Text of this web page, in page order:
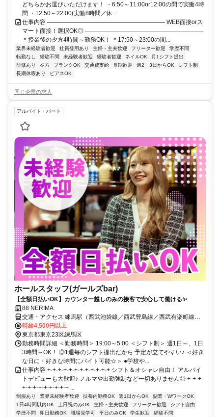
どちらかお選びいただけます！ ・6:50～11:00or12:00の間で実働4時
間 ・12:50～22:00(実働8時間／休...
仕事内容 ―――――――――――――――――――― WEB面接orス
マート面接！選択OK◎ ――――――――――――――――――――
＊授業後の夕方4時間～勤務OK！ ＊17:50～23:00の間...
業界未経験者歓迎 社員登用あり 主婦・主夫歓迎 フリーター歓迎
学歴不問
転勤なし
経験不問 未経験者歓迎 経験者歓迎 ネイルOK
月1シフト提出
研修あり
夕方 ブランクOK 交通費支給 長期歓迎 週2・3日からOK
シフト制
長期休暇あり
ピアスOK
同じ企業の求人
アルバイト・パート
ホールスタッフ(ガールズbar)
【全額日払いOK】カウンター越しのみの接客で安心して働ける✨
88 NERIMA
交通・アクセス 練馬駅（西武池袋線／西武豊島線／西武有楽町線・
都営大江戸線） 徒歩1分
時給4,500円以上
東京都東京23区練馬区
勤務時間詳細 ＜勤務時間＞ 19:00～5:00 ＜シフト制＞ 週1日～、1日
3時間～OK！ ◎1週毎のシフト提出だから 予定が立てやすい♪ ＜好き
な日に・好きな時間にバイト可能☆＞ ●学校や...
仕事内容 +-+-+-+-+-+-+-+-+-+-+-+ シフト＆オシャレ自由！ アルバイ
トデビューも大歓迎♪ ノルマや出勤強制など一切ありません◎ +-+-+-
+-+-+-+-+-+-+-+-+ ...
制服あり 業界未経験者歓迎 扶養内勤務OK 週1日からOK
副業・WワークOK
1日4時間以内OK
土日祝のみOK 主婦・主夫歓迎 フリーター歓迎
シフト自由
学歴不問
即日勤務OK 職場見学可 平日のみOK 学生歓迎
経験不問